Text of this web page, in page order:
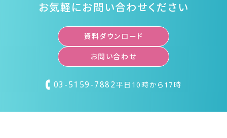
お気軽にお問い合わせください
資料ダウンロード
お問い合わせ
03-5159-7882平日10時から17時